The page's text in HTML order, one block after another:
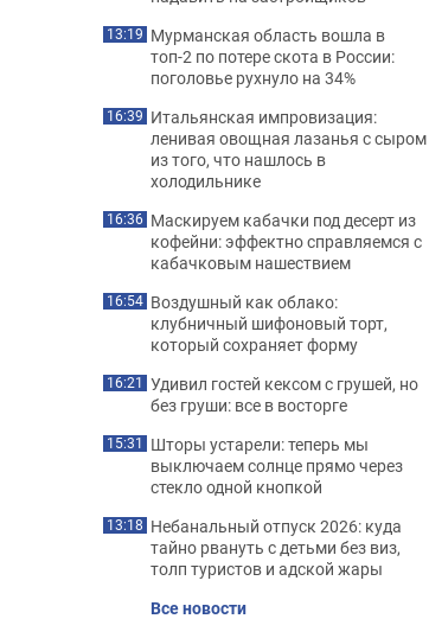
13:19 Мурманская область вошла в
топ-2 по потере скота в России:
поголовье рухнуло на 34%
16:39 Итальянская импровизация:
ленивая овощная лазанья с сыром
из того, что нашлось в
холодильнике
16:36 Маскируем кабачки под десерт из
кофейни: эффектно справляемся с
кабачковым нашествием
16:54 Воздушный как облако:
клубничный шифоновый торт,
который сохраняет форму
16:21 Удивил гостей кексом с грушей, но
без груши: все в восторге
15:31 Шторы устарели: теперь мы
выключаем солнце прямо через
стекло одной кнопкой
13:18 Небанальный отпуск 2026: куда
тайно рвануть с детьми без виз,
толп туристов и адской жары
Все новости